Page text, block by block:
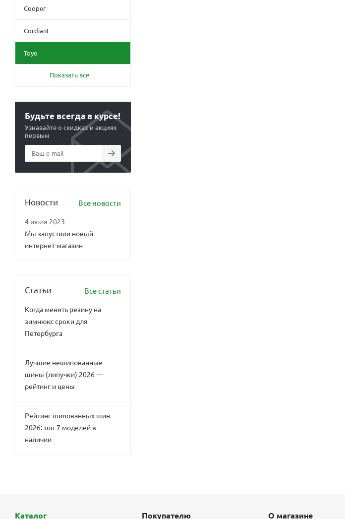
Cooper
Cordiant
Toyo
Показать все
Будьте всегда в курсе!
Узнавайте о скидках и акциях
первым
Новости Все новости
4 июля 2023
Мы запустили новый
интернет-магазин
Статьи Все статьи
Когда менять резину на
зимнюю: сроки для
Петербурга
Лучшие нешипованные
шины (липучки) 2026 —
рейтинг и цены
Рейтинг шипованных шин
2026: топ-7 моделей в
наличии
Каталог Покупателю О магазине